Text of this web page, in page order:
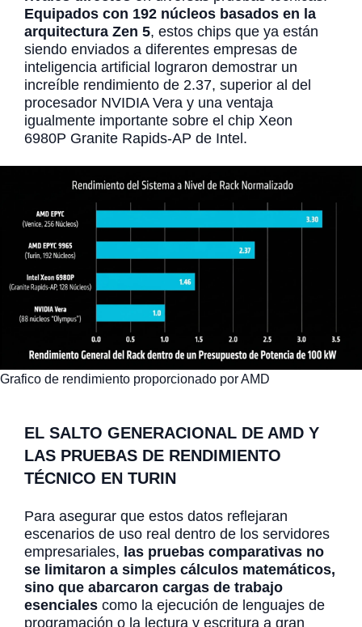
Equipados con 192 núcleos basados en la
arquitectura Zen 5, estos chips que ya están
siendo enviados a diferentes empresas de
inteligencia artificial lograron demostrar un
increíble rendimiento de 2.37, superior al del
procesador NVIDIA Vera y una ventaja
igualmente importante sobre el chip Xeon
6980P Granite Rapids-AP de Intel.
Grafico de rendimiento proporcionado por AMD
EL SALTO GENERACIONAL DE AMD Y
LAS PRUEBAS DE RENDIMIENTO
TÉCNICO EN TURIN
Para asegurar que estos datos reflejaran
escenarios de uso real dentro de los servidores
empresariales, las pruebas comparativas no
se limitaron a simples cálculos matemáticos,
sino que abarcaron cargas de trabajo
esenciales como la ejecución de lenguajes de
programación o la lectura y escritura a gran